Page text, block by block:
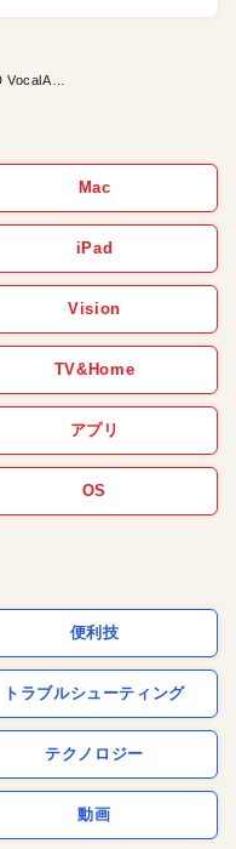
Mac
iPad
Vision
TV&Home
アプリ
OS
便利技
トラブルシューティング
テクノロジー
動画